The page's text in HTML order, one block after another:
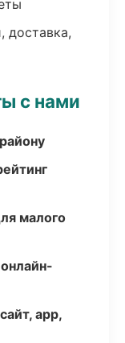
доставка,
с нами
малого
app,